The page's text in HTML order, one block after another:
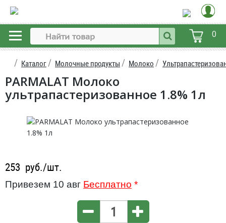
0
Каталог Молочные продукты Молоко
PARMALAT Молоко
ультрапастеризованное 1.8% 1л
253 руб./шт.
Привезем 10 авг Бесплатно *